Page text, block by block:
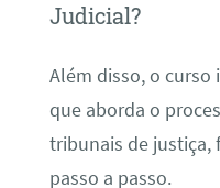
Judicial?
Além disso, o
que aborda o
tribunais de justiça,
passo a passo.